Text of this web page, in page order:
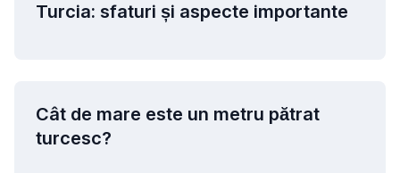
Turcia: sfaturi și aspecte importante
Cât de mare este un metru pătrat
turcesc?